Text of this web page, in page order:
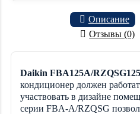
Описание
Отзывы (0)
Daikin FBA125A/
кондиционер должен
участвовать в дизайне
серии FBA-A/RZQSG